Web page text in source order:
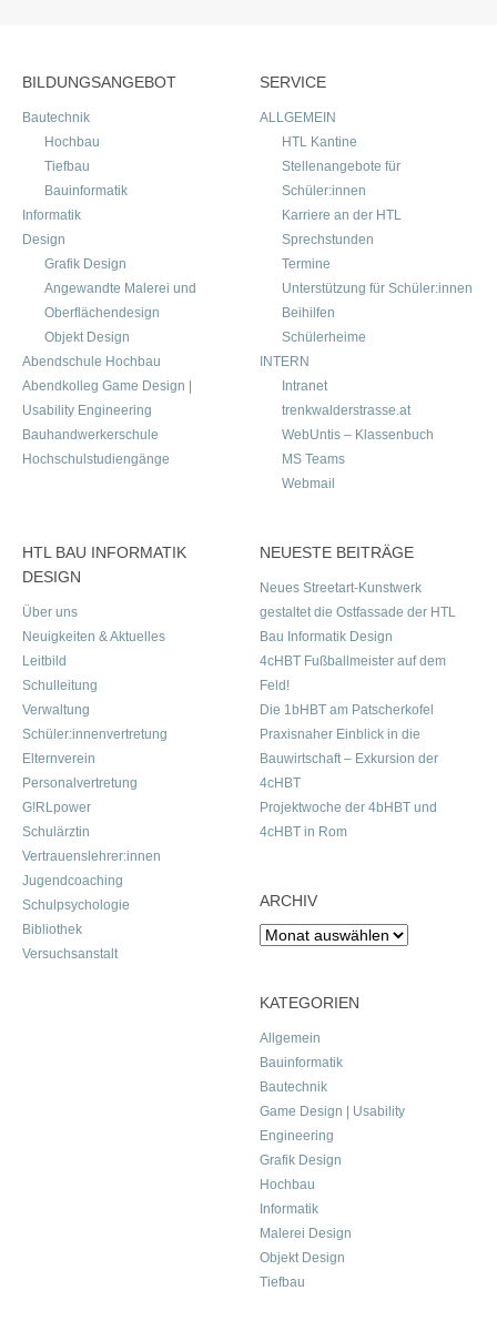
BILDUNGSANGEBOT
Bautechnik
Hochbau
Tiefbau
Bauinformatik
Informatik
Design
Grafik Design
Angewandte Malerei und
Oberflächendesign
Objekt Design
Abendschule Hochbau
Abendkolleg Game Design |
Usability Engineering
Bauhandwerkerschule
Hochschulstudiengänge
SERVICE
ALLGEMEIN
HTL Kantine
Stellenangebote für
Schüler:innen
Karriere an der HTL
Sprechstunden
Termine
Unterstützung für Schüler:innen
Beihilfen
Schülerheime
INTERN
Intranet
trenkwalderstrasse.at
WebUntis – Klassenbuch
MS Teams
Webmail
HTL BAU INFORMATIK
DESIGN
Über uns
Neuigkeiten & Aktuelles
Leitbild
Schulleitung
Verwaltung
Schüler:innenvertretung
Elternverein
Personalvertretung
G!RLpower
Schulärztin
Vertrauenslehrer:innen
Jugendcoaching
Schulpsychologie
Bibliothek
Versuchsanstalt
NEUESTE BEITRÄGE
Neues Streetart-Kunstwerk
gestaltet die Ostfassade der HTL
Bau Informatik Design
4cHBT Fußballmeister auf dem
Feld!
Die 1bHBT am Patscherkofel
Praxisnaher Einblick in die
Bauwirtschaft – Exkursion der
4cHBT
Projektwoche der 4bHBT und
4cHBT in Rom
ARCHIV
Archiv
KATEGORIEN
Allgemein
Bauinformatik
Bautechnik
Game Design | Usability
Engineering
Grafik Design
Hochbau
Informatik
Malerei Design
Objekt Design
Tiefbau